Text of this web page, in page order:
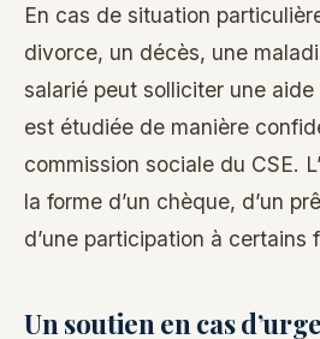
En cas de situation
divorce, un décès, une
salarié peut solliciter une
est étudiée de manière
commission sociale du CSE.
la forme d’un chèque, d’un
d’une participation à certains
Un soutien en cas